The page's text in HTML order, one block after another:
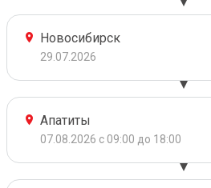
Новосибирск
29.07.2026
Апатиты
07.08.2026 с 09:00 до 18:00